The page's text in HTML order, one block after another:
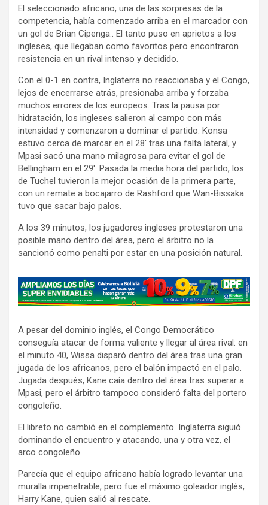
El seleccionado africano, una de las sorpresas de la
competencia, había comenzado arriba en el marcador con
un gol de Brian Cipenga.. El tanto puso en aprietos a los
ingleses, que llegaban como favoritos pero encontraron
resistencia en un rival intenso y decidido.
Con el 0-1 en contra, Inglaterra no reaccionaba y el Congo,
lejos de encerrarse atrás, presionaba arriba y forzaba
muchos errores de los europeos. Tras la pausa por
hidratación, los ingleses salieron al campo con más
intensidad y comenzaron a dominar el partido: Konsa
estuvo cerca de marcar en el 28′ tras una falta lateral, y
Mpasi sacó una mano milagrosa para evitar el gol de
Bellingham en el 29′. Pasada la media hora del partido, los
de Tuchel tuvieron la mejor ocasión de la primera parte,
con un remate a bocajarro de Rashford que Wan-Bissaka
tuvo que sacar bajo palos.
A los 39 minutos, los jugadores ingleses protestaron una
posible mano dentro del área, pero el árbitro no la
sancionó como penalti por estar en una posición natural.
A
d
e
r
t
i
s
e
m
e
n
t
:
A pesar del dominio inglés, el Congo Democrático
conseguía atacar de forma valiente y llegar al área rival: en
el minuto 40, Wissa disparó dentro del área tras una gran
jugada de los africanos, pero el balón impactó en el palo.
Jugada después, Kane caía dentro del área tras superar a
Mpasi, pero el árbitro tampoco consideró falta del portero
congoleño.
El libreto no cambió en el complemento. Inglaterra siguió
dominando el encuentro y atacando, una y otra vez, el
arco congoleño.
Parecía que el equipo africano había logrado levantar una
muralla impenetrable, pero fue el máximo goleador inglés,
Harry Kane, quien salió al rescate.